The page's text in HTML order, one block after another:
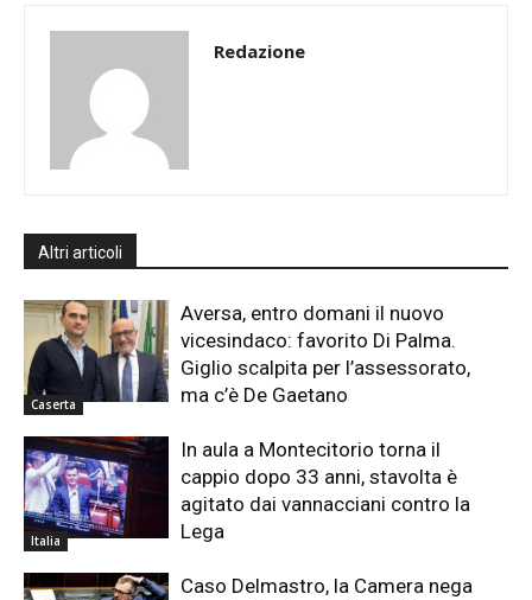
Redazione
Altri articoli
Caserta
Aversa, entro domani il nuovo
vicesindaco: favorito Di Palma.
Giglio scalpita per l’assessorato,
ma c’è De Gaetano
Italia
In aula a Montecitorio torna il
cappio dopo 33 anni, stavolta è
agitato dai vannacciani contro la
Lega
Caso Delmastro, la Camera nega